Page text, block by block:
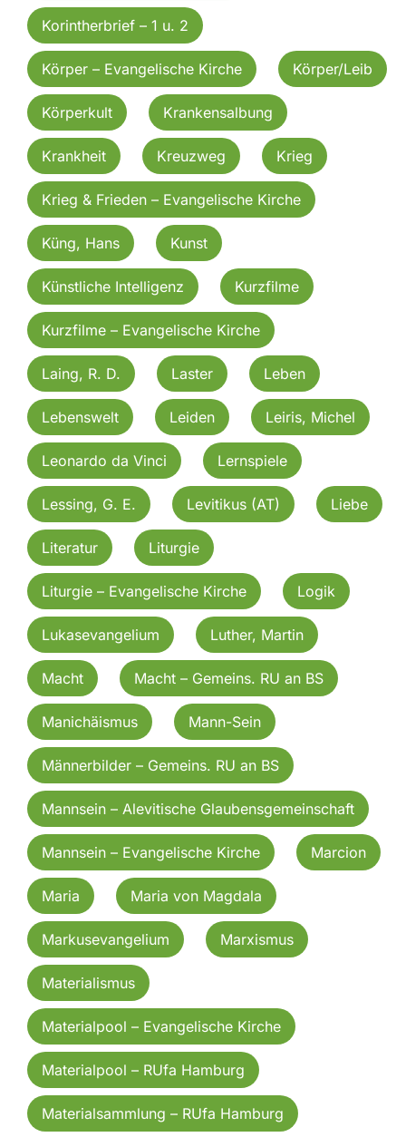
Korintherbrief – 1 u. 2
Körper – Evangelische Kirche Körper/Leib
Körperkult Krankensalbung
Krankheit Kreuzweg Krieg
Krieg & Frieden – Evangelische Kirche
Küng, Hans Kunst
Künstliche Intelligenz Kurzfilme
Kurzfilme – Evangelische Kirche
Laing, R. D. Laster Leben
Lebenswelt Leiden Leiris, Michel
Leonardo da Vinci Lernspiele
Lessing, G. E. Levitikus (AT) Liebe
Literatur Liturgie
Liturgie – Evangelische Kirche Logik
Lukasevangelium Luther, Martin
Macht Macht – Gemeins. RU an BS
Manichäismus Mann-Sein
Männerbilder – Gemeins. RU an BS
Mannsein – Alevitische Glaubensgemeinschaft
Mannsein – Evangelische Kirche Marcion
Maria Maria von Magdala
Markusevangelium Marxismus
Materialismus
Materialpool – Evangelische Kirche
Materialpool – RUfa Hamburg
Materialsammlung – RUfa Hamburg